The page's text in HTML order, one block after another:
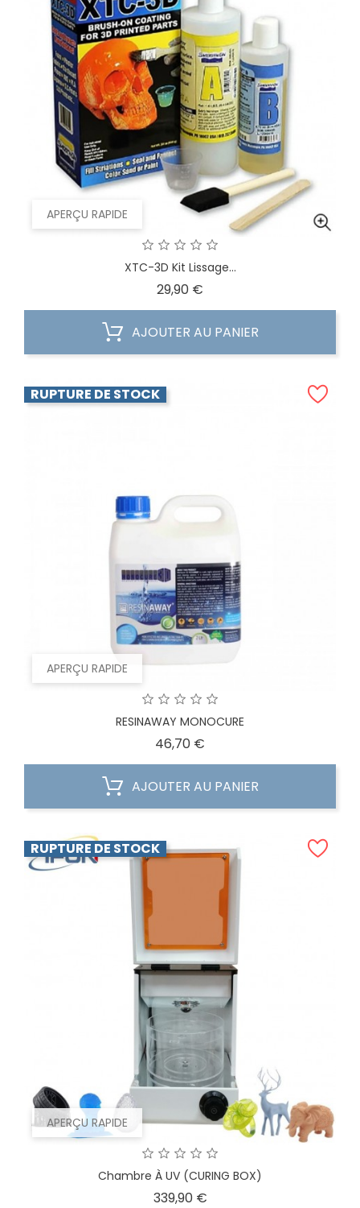
APERÇU RAPIDE
XTC-3D Kit Lissage...
29,90 €
AJOUTER AU PANIER
APERÇU RAPIDE
RUPTURE DE STOCK
RESINAWAY MONOCURE
46,70 €
AJOUTER AU PANIER
APERÇU RAPIDE
RUPTURE DE STOCK
Chambre À UV (CURING BOX)
339,90 €Prix